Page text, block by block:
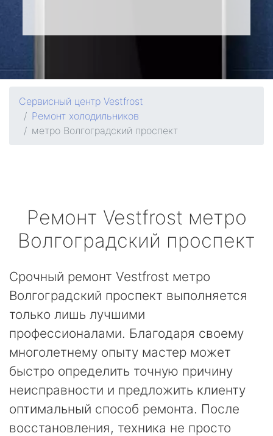
Сервисный центр Vestfrost
Ремонт холодильников
метро Волгоградский проспект
Ремонт Vestfrost метро
Волгоградский проспект
Срочный ремонт Vestfrost метро
Волгоградский проспект выполняется
только лишь лучшими
профессионалами. Благодаря своему
многолетнему опыту мастер может
быстро определить точную причину
неисправности и предложить клиенту
оптимальный способ ремонта. После
восстановления, техника не просто